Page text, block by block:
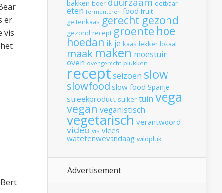
er
vis
bakken boer eetbaar
eten fermenteren food fruit
geitenkaas gerecht gezond
gezond recept groente hoe
hoedan ik je kaas lekker lokaal
maak maken moestuin
oven ovengerecht plukken
recept seizoen slow
slowfood slow food Spanje
streekproduct suiker tuin vega
vegan veganistisch
vegetarisch verantwoord
video vis vlees
watetenwevandaag wildpluk
Advertisement